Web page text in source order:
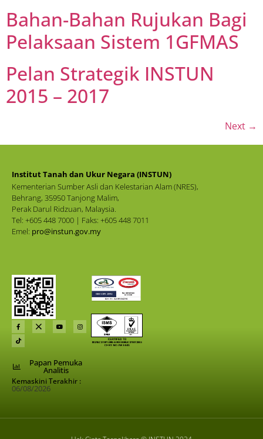
Bahan-Bahan Rujukan Bagi
Pelaksaan Sistem 1GFMAS
Pelan Strategik INSTUN
2015 – 2017
Next →
Institut Tanah dan Ukur Negara (INSTUN)
Kementerian Sumber Asli dan Kelestarian Alam (NRES),
Behrang, 35950 Tanjong Malim,
Perak Darul Ridzuan, Malaysia.
Tel: +605 448 7000 | Faks: +605 448 7011
Emel: pro@instun.gov.my
Papan Pemuka
Analitis
Kemaskini Terakhir :
06/08/2026